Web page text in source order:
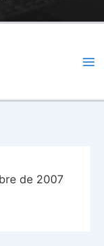
de 2007